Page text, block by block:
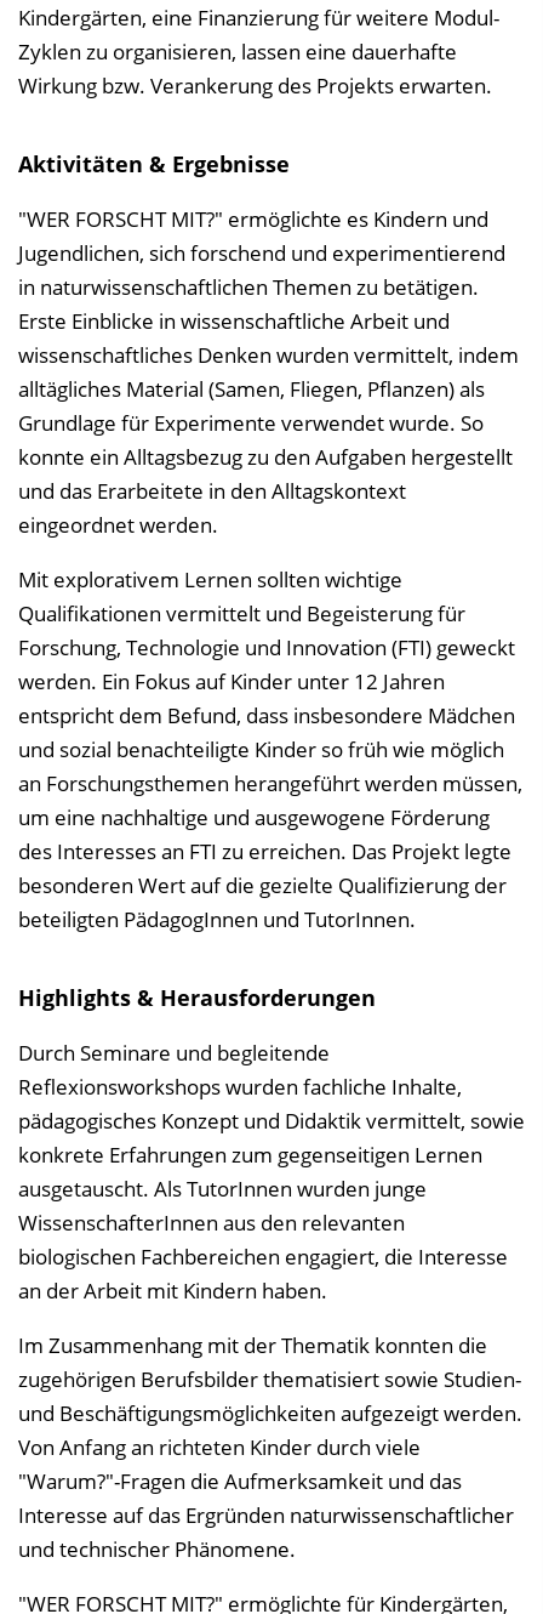
Kindergärten, eine Finanzierung für weitere Modul-
Zyklen zu organisieren, lassen eine dauerhafte
Wirkung bzw. Verankerung des Projekts erwarten.
Aktivitäten & Ergebnisse
"WER FORSCHT MIT?" ermöglichte es Kindern und
Jugendlichen, sich forschend und experimentierend
in naturwissenschaftlichen Themen zu betätigen.
Erste Einblicke in wissenschaftliche Arbeit und
wissenschaftliches Denken wurden vermittelt, indem
alltägliches Material (Samen, Fliegen, Pflanzen) als
Grundlage für Experimente verwendet wurde. So
konnte ein Alltagsbezug zu den Aufgaben hergestellt
und das Erarbeitete in den Alltagskontext
eingeordnet werden.
Mit explorativem Lernen sollten wichtige
Qualifikationen vermittelt und Begeisterung für
Forschung, Technologie und Innovation (FTI) geweckt
werden. Ein Fokus auf Kinder unter 12 Jahren
entspricht dem Befund, dass insbesondere Mädchen
und sozial benachteiligte Kinder so früh wie möglich
an Forschungsthemen herangeführt werden müssen,
um eine nachhaltige und ausgewogene Förderung
des Interesses an FTI zu erreichen. Das Projekt legte
besonderen Wert auf die gezielte Qualifizierung der
beteiligten PädagogInnen und TutorInnen.
Highlights & Herausforderungen
Durch Seminare und begleitende
Reflexionsworkshops wurden fachliche Inhalte,
pädagogisches Konzept und Didaktik vermittelt, sowie
konkrete Erfahrungen zum gegenseitigen Lernen
ausgetauscht. Als TutorInnen wurden junge
WissenschafterInnen aus den relevanten
biologischen Fachbereichen engagiert, die Interesse
an der Arbeit mit Kindern haben.
Im Zusammenhang mit der Thematik konnten die
zugehörigen Berufsbilder thematisiert sowie Studien-
und Beschäftigungsmöglichkeiten aufgezeigt werden.
Von Anfang an richteten Kinder durch viele
"Warum?"-Fragen die Aufmerksamkeit und das
Interesse auf das Ergründen naturwissenschaftlicher
und technischer Phänomene.
"WER FORSCHT MIT?" ermöglichte für Kindergärten,